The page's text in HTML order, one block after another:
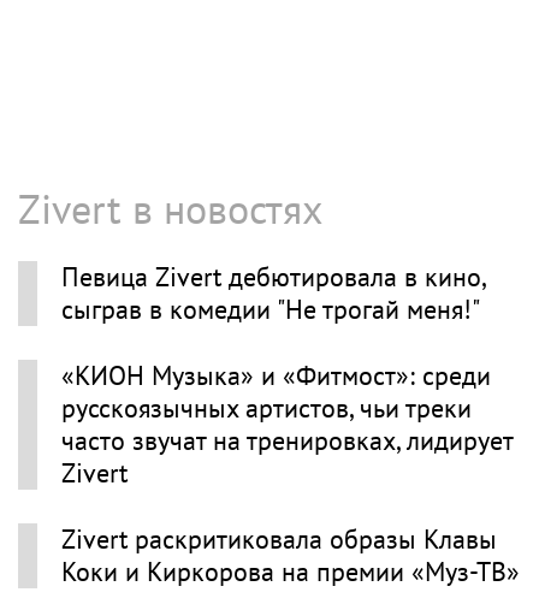
Zivert в новостях
Певица Zivert дебютировала в кино,
сыграв в комедии "Не трогай меня!"
«КИОН Музыка» и «Фитмост»: среди
русскоязычных артистов, чьи треки
часто звучат на тренировках, лидирует
Zivert
Zivert раскритиковала образы Клавы
Коки и Киркорова на премии «Муз-ТВ»